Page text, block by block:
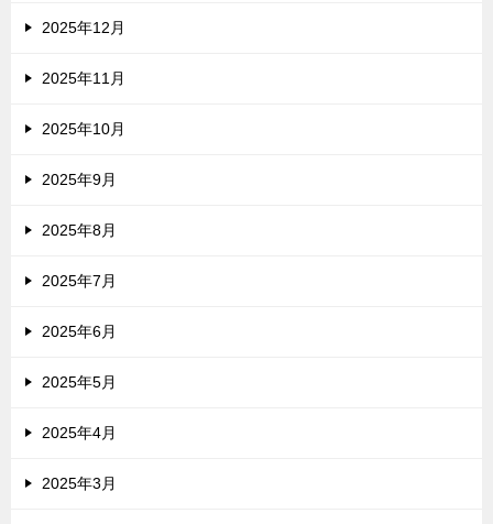
2025年12月
2025年11月
2025年10月
2025年9月
2025年8月
2025年7月
2025年6月
2025年5月
2025年4月
2025年3月